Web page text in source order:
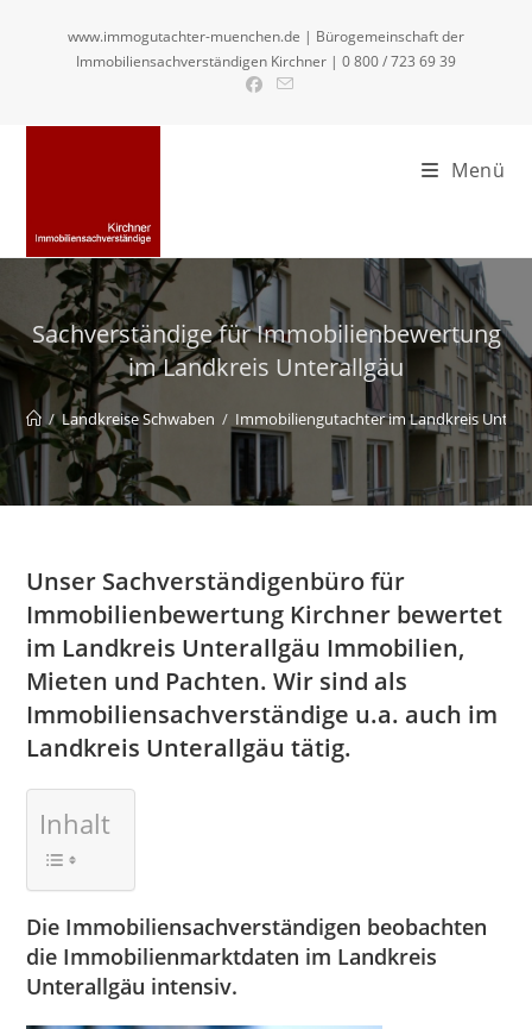
www.immogutachter-muenchen.de | Bürogemeinschaft der
Immobiliensachverständigen Kirchner | 0 800 / 723 69 39
Menü
Sachverständige für Immobilienbewertung
im Landkreis Unterallgäu
/ Landkreise Schwaben / Immobiliengutachter im Landkreis
Unser Sachverständigenbüro für
Immobilienbewertung Kirchner bewertet
im Landkreis Unterallgäu Immobilien,
Mieten und Pachten. Wir sind als
Immobiliensachverständige u.a. auch im
Landkreis Unterallgäu tätig.
Inhalt
Die Immobiliensachverständigen beobachten
die Immobilienmarktdaten im Landkreis
Unterallgäu intensiv.